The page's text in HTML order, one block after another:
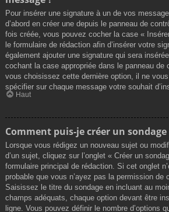
Pour insérer une signature à un de vos
d’abord en créer une depuis le panneau de
fois créée, vous pouvez cocher la case «
le formulaire de rédaction afin d’insérer votre
également ajouter une signature qui sera
cochant la case appropriée dans le panneau de
vous choisissez cette dernière option, il ne
spécifier sur chaque message votre souhait
Haut
Comment puis-je créer un sondage
Lorsque vous rédigez un nouveau sujet ou
d’un sujet, cliquez sur l’onglet « Créer un
formulaire principal de rédaction. Si cet onglet
probable que vous n’ayez pas la permission de
Saisissez le titre du sondage en incluant au
champs adéquats, chaque option devant être
ligne. Vous pouvez définir le nombre d’options